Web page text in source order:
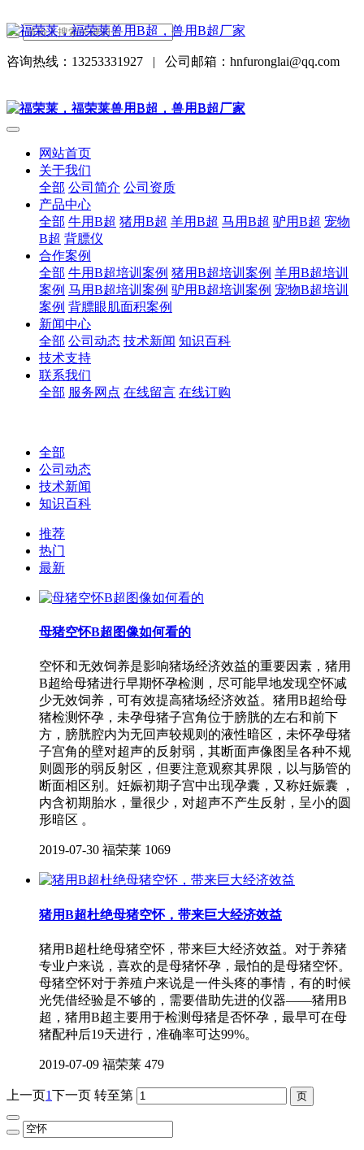
咨询热线：13253331927 | 公司邮箱：hnfuronglai@qq.com
网站首页
关于我们
全部 公司简介 公司资质
产品中心
全部 牛用B超 猪用B超 羊用B超 马用B超 驴用B超 宠物
B超 背膘仪
合作案例
全部 牛用B超培训案例 猪用B超培训案例 羊用B超培训
案例 马用B超培训案例 驴用B超培训案例 宠物B超培训
案例 背膘眼肌面积案例
新闻中心
全部 公司动态 技术新闻 知识百科
技术支持
联系我们
全部 服务网点 在线留言 在线订购
全部
公司动态
技术新闻
知识百科
推荐
热门
最新
母猪空怀B超图像如何看的
空怀和无效饲养是影响猪场经济效益的重要因素，猪用
B超给母猪进行早期怀孕检测，尽可能早地发现空怀减
少无效饲养，可有效提高猪场经济效益。猪用B超给母
猪检测怀孕，未孕母猪子宫角位于膀胱的左右和前下
方，膀胱腔内为无回声较规则的液性暗区，未怀孕母猪
子宫角的壁对超声的反射弱，其断面声像图呈各种不规
则圆形的弱反射区，但要注意观察其界限，以与肠管的
断面相区别。妊娠初期子宫中出现孕囊，又称妊娠囊 ，
内含初期胎水，量很少，对超声不产生反射，呈小的圆
形暗区 。
2019-07-30 福荣莱 1069
猪用B超杜绝母猪空怀，带来巨大经济效益
猪用B超杜绝母猪空怀，带来巨大经济效益。对于养猪
专业户来说，喜欢的是母猪怀孕，最怕的是母猪空怀。
母猪空怀对于养殖户来说是一件头疼的事情，有的时候
光凭借经验是不够的，需要借助先进的仪器——猪用B
超，猪用B超主要用于检测母猪是否怀孕，最早可在母
猪配种后19天进行，准确率可达99%。
2019-07-09 福荣莱 479
上一页1下一页 转至第